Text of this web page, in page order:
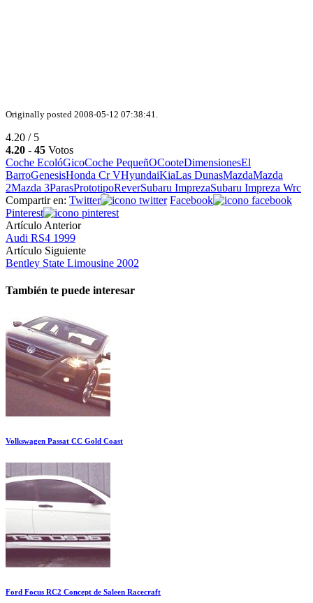
Originally posted 2008-05-12 07:38:41.
4.20 / 5
4.20 - 45 Votos
Coche EcolóGicoCoche PequeñOCooteDimensionesEl
BarroGenesisHonda Cr VHyundaiKiaLas DunasMazdaMazda
2Mazda 3ParasPrototipoReverSubaru ImprezaSubaru Impreza Wrc
Compartir en: Twitter
Facebook
Pinterest
Artículo Anterior
Audi RS4 1999
Artículo Siguiente
Bentley State Limousine 2002
También te puede interesar
Volkswagen Passat CC Gold Coast
Ford Focus RC2 Concept de Saleen Racecraft